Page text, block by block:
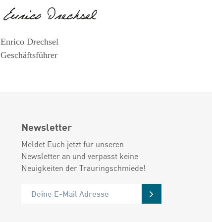
Enrico Drechsel
Geschäftsführer
Newsletter
Meldet Euch jetzt für unseren
Newsletter an und verpasst keine
Neuigkeiten der Trauringschmiede!